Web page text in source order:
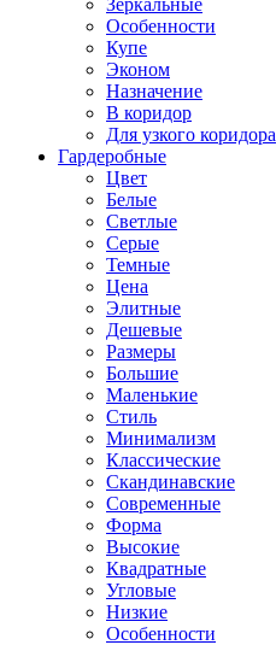
Зеркальные
Особенности
Купе
Эконом
Назначение
В коридор
Для узкого коридора
Гардеробные
Цвет
Белые
Светлые
Серые
Темные
Цена
Элитные
Дешевые
Размеры
Большие
Маленькие
Стиль
Минимализм
Классические
Скандинавские
Современные
Форма
Высокие
Квадратные
Угловые
Низкие
Особенности